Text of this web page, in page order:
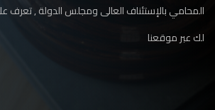
المحامي بالإستئناف العالى ومجلس الدولة , تعرف
لك عبر موقعنا